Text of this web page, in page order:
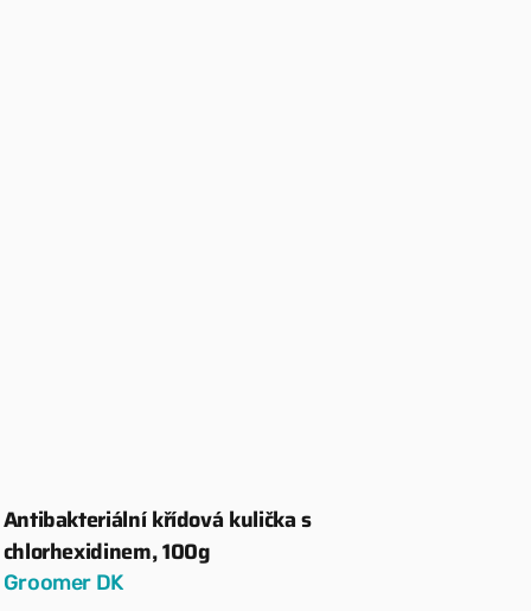
Antibakteriální křídová kulička s
chlorhexidinem, 100g
Dodavatel:
Groomer DK